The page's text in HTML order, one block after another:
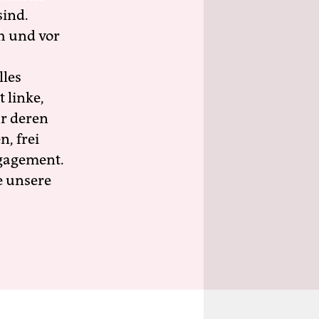
und vor
linke,
deren
frei
unsere